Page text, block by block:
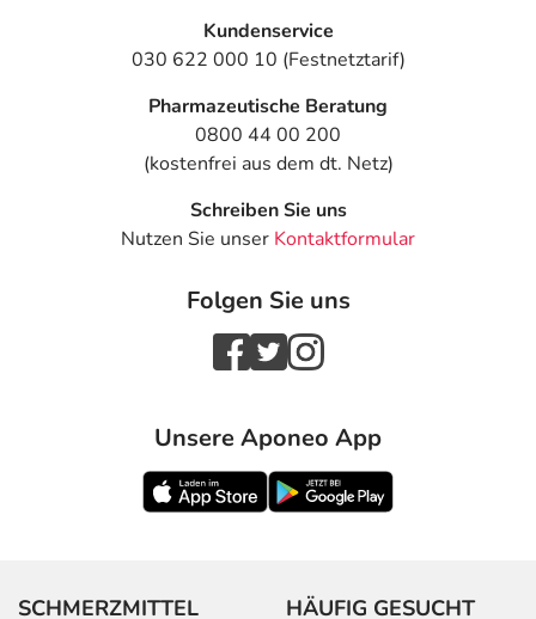
Kundenservice
030 622 000 10 (Festnetztarif)
Pharmazeutische Beratung
0800 44 00 200
(kostenfrei aus dem dt. Netz)
Schreiben Sie uns
Nutzen Sie unser Kontaktformular
Folgen Sie uns
Unsere Aponeo App
SCHMERZMITTEL HÄUFIG GESUCHT